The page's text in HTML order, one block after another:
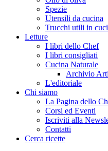
Spezie
Utensili da cucina
Trucchi utili in
Letture
I libri dello Chef
I libri consigliati
Cucina Naturale
Archivio
L'editoriale
Chi siamo
La Pagina dello
Corsi ed Eventi
Iscriviti alla
Contatti
Cerca ricette